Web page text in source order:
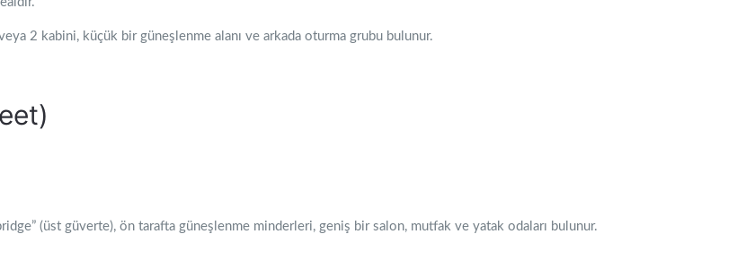
2 kabini, küçük bir güneşlenme alanı ve arkada oturma grubu bulunur.
(üst güverte), ön tarafta güneşlenme minderleri, geniş bir salon, mutfak ve yatak odaları bulunur.